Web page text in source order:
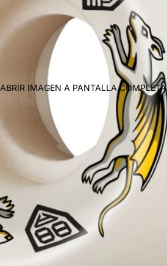
ABRIR IMAGEN A PANTALLA COMPLETA